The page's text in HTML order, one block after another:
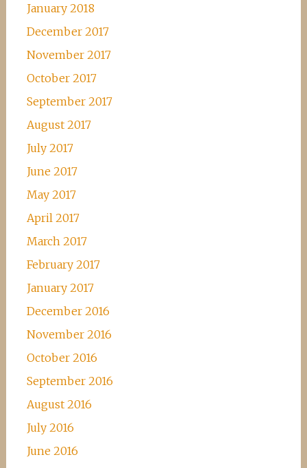
January 2018
December 2017
November 2017
October 2017
September 2017
August 2017
July 2017
June 2017
May 2017
April 2017
March 2017
February 2017
January 2017
December 2016
November 2016
October 2016
September 2016
August 2016
July 2016
June 2016